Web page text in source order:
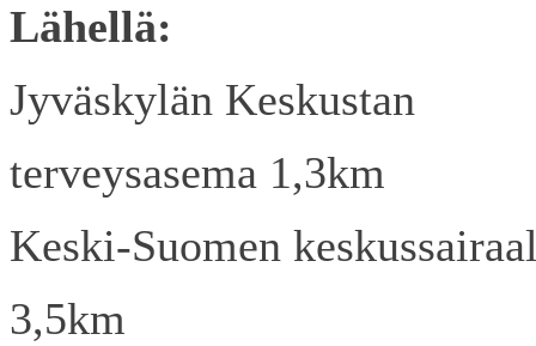
Lähellä:
Jyväskylän Keskustan
terveysasema 1,3km
Keski-Suomen
3,5km